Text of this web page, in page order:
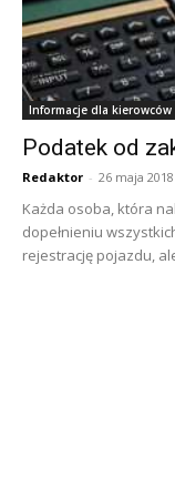
Informacje dla kierowców
Podatek od
Redaktor - 26 maja 2018
Każda osoba, która
dopełnieniu
rejestrację pojazdu,